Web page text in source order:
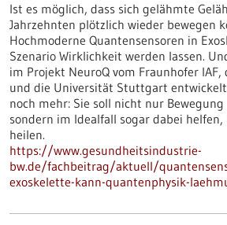
Ist es möglich, dass sich gelähmte
Jahrzehnten plötzlich wieder bewegen
Hochmoderne Quantensensoren in
Szenario Wirklichkeit werden lassen.
im Projekt NeuroQ vom Fraunhofer
und die Universität Stuttgart
noch mehr: Sie soll nicht nur
sondern im Idealfall sogar dabei
heilen.
https://www.gesundheitsindustrie-
bw.de/fachbeitrag/aktuell/
exoskelette-kann-quantenphysik-